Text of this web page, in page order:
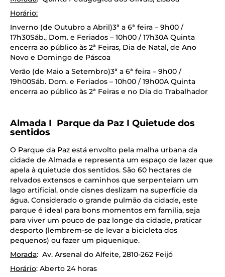
Horário:
Inverno (de Outubro a Abril)3ª a 6ª feira – 9h00 /
17h30Sáb., Dom. e Feriados – 10h00 / 17h30A Quinta
encerra ao público às 2ª Feiras, Dia de Natal, de Ano
Novo e Domingo de Páscoa
Verão (de Maio a Setembro)3ª a 6ª feira – 9h00 /
19h00Sáb. Dom. e Feriados – 10h00 / 19h00A Quinta
encerra ao público às 2ª Feiras e no Dia do Trabalhador
Almada I Parque da Paz I Quietude dos
sentidos
O Parque da Paz está envolto pela malha urbana da
cidade de Almada e representa um espaço de lazer que
apela à quietude dos sentidos. São 60 hectares de
relvados extensos e caminhos que serpenteiam um
lago artificial, onde cisnes deslizam na superfície da
água. Considerado o grande pulmão da cidade, este
parque é ideal para bons momentos em família, seja
para viver um pouco de paz longe da cidade, praticar
desporto (lembrem-se de levar a bicicleta dos
pequenos) ou fazer um piquenique.
Morada: Av. Arsenal do Alfeite, 2810-262 Feijó
Horário: Aberto 24 horas